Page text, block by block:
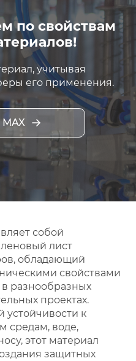
по свойствам
учитывая
его применения.
MAX
собой
лист
обладающий
свойствами
разнообразных
проектах.
устойчивости к
средам, воде,
этот материал
защитных